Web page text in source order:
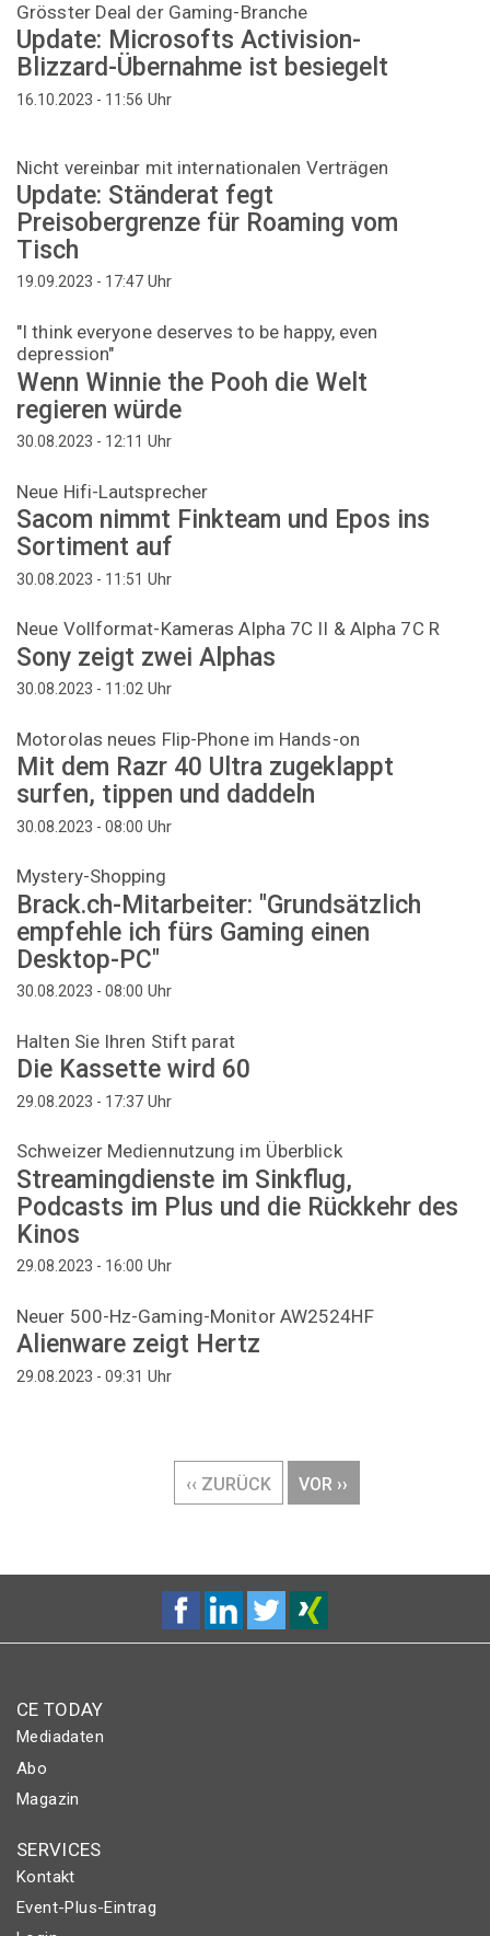
Grösster Deal der Gaming-Branche
Update: Microsofts Activision-
Blizzard-Übernahme ist besiegelt
16.10.2023 - 11:56 Uhr
Nicht vereinbar mit internationalen Verträgen
Update: Ständerat fegt
Preisobergrenze für Roaming vom
Tisch
19.09.2023 - 17:47 Uhr
"I think everyone deserves to be happy, even
depression"
Wenn Winnie the Pooh die Welt
regieren würde
30.08.2023 - 12:11 Uhr
Neue Hifi-Lautsprecher
Sacom nimmt Finkteam und Epos ins
Sortiment auf
30.08.2023 - 11:51 Uhr
Neue Vollformat-Kameras Alpha 7C II & Alpha 7C R
Sony zeigt zwei Alphas
30.08.2023 - 11:02 Uhr
Motorolas neues Flip-Phone im Hands-on
Mit dem Razr 40 Ultra zugeklappt
surfen, tippen und daddeln
30.08.2023 - 08:00 Uhr
Mystery-Shopping
Brack.ch-Mitarbeiter: "Grundsätzlich
empfehle ich fürs Gaming einen
Desktop-PC"
30.08.2023 - 08:00 Uhr
Halten Sie Ihren Stift parat
Die Kassette wird 60
29.08.2023 - 17:37 Uhr
Schweizer Mediennutzung im Überblick
Streamingdienste im Sinkflug,
Podcasts im Plus und die Rückkehr des
Kinos
29.08.2023 - 16:00 Uhr
Neuer 500-Hz-Gaming-Monitor AW2524HF
Alienware zeigt Hertz
29.08.2023 - 09:31 Uhr
VORHERIGE
SEITE
‹‹ ZURÜCK
NÄCHSTE
SEITE
VOR ››
CE TODAY
Mediadaten
Abo
Magazin
SERVICES
Kontakt
Event-Plus-Eintrag